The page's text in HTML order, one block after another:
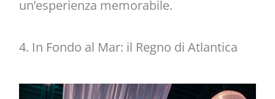
un’esperienza memorabile.
4. In Fondo al Mar: il Regno di Atlantica